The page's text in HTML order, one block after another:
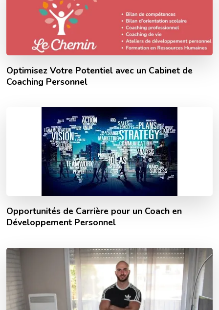
Optimisez Votre Potentiel avec un Cabinet de
Coaching Personnel
Opportunités de Carrière pour un Coach en
Développement Personnel